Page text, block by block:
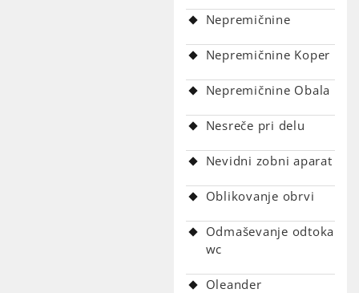
Nepremičnine
Nepremičnine Koper
Nepremičnine Obala
Nesreče pri delu
Nevidni zobni aparat
Oblikovanje obrvi
Odmaševanje odtoka
wc
Oleander